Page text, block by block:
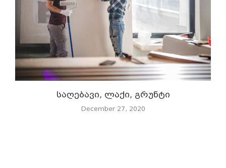
საღებავი, ლაქი, გრუნტი
December 27, 2020